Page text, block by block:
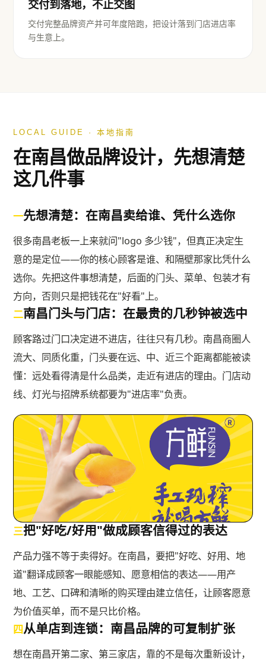
交付到落地，不止交图
交付完整品牌资产并可年度陪跑，把设计落到门店进店率
与生意上。
LOCAL GUIDE · 本地指南
在南昌做品牌设计，先想清楚
这几件事
一先想清楚：在南昌卖给谁、凭什么选你
很多南昌老板一上来就问"logo 多少钱"，但真正决定生
意的是定位——你的核心顾客是谁、和隔壁那家比凭什么
选你。先把这件事想清楚，后面的门头、菜单、包装才有
方向，否则只是把钱花在"好看"上。
二南昌门头与门店：在最贵的几秒钟被选中
顾客路过门口决定进不进店，往往只有几秒。南昌商圈人
流大、同质化重，门头要在远、中、近三个距离都能被读
懂：远处看得清是什么品类，走近有进店的理由。门店动
线、灯光与招牌系统都要为"进店率"负责。
三把"好吃/好用"做成顾客信得过的表达
产品力强不等于卖得好。在南昌，要把"好吃、好用、地
道"翻译成顾客一眼能感知、愿意相信的表达——用产
地、工艺、口碑和清晰的购买理由建立信任，让顾客愿意
为价值买单，而不是只比价格。
四从单店到连锁：南昌品牌的可复制扩张
想在南昌开第二家、第三家店，靠的不是每次重新设计，